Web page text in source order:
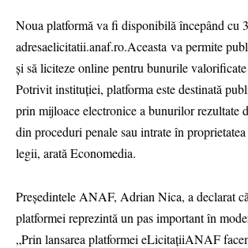
Noua platformă va fi disponibilă începând cu
adresaelicitatii.anaf.ro.Aceasta va permite
și să liciteze online pentru bunurile
Potrivit instituției, platforma este destinată
prin mijloace electronice a bunurilor rezultate
din proceduri penale sau intrate în
legii, arată Economedia.
Președintele ANAF, Adrian Nica, a declarat
platformei reprezintă un pas important în
„Prin lansarea platformei eLicitaţiiANAF